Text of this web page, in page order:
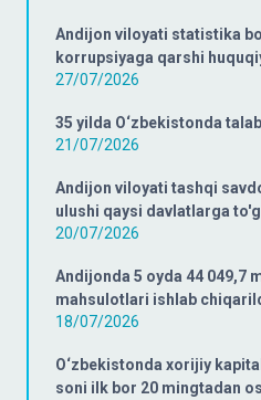
Andijon viloyati statistika
korrupsiyaga qarshi
27/07/2026
35 yilda O‘zbekistonda
21/07/2026
Andijon viloyati tashqi
ulushi qaysi davlatlarga
20/07/2026
Andijonda 5 oyda 44 049,7
mahsulotlari ishlab
18/07/2026
O‘zbekistonda xorijiy
soni ilk bor 20 mingtadan